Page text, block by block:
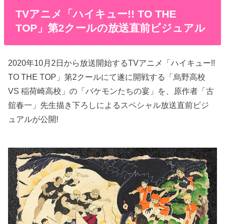
TVアニメ「ハイキュー!! TO THE
TOP」第2クールの放送直前ビジュアル
2020年10月2日から放送開始するTVアニメ「ハイキュー!!
TO THE TOP」第2クールにて遂に開戦する「烏野高校
VS 稲荷崎高校」の「バケモンたちの宴」を、原作者「古
舘春一」先生描き下ろしによるスペシャル放送直前ビジ
ュアルが公開!